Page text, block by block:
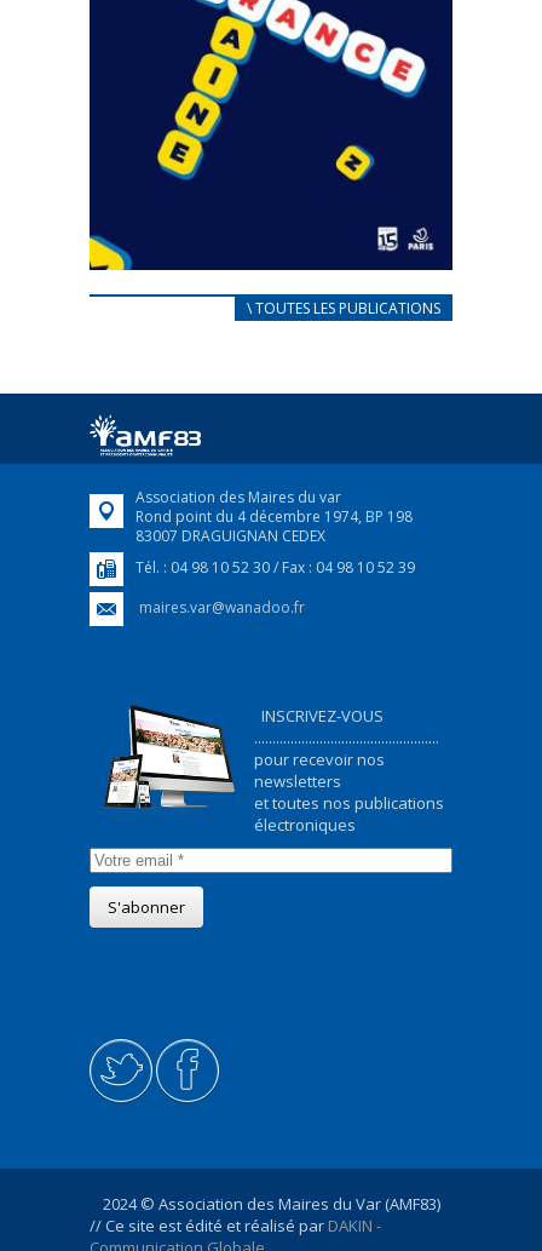
CARNET D’ACCUEIL
Afin d’accompagner au mieux les réfugiés
FEUILLETER
\ TOUTES LES PUBLICATIONS
Association des Maires du var
Rond point du 4 décembre 1974, BP 198
83007 DRAGUIGNAN CEDEX
Tél. : 04 98 10 52 30 / Fax : 04 98 10 52 39
maires.var@wanadoo.fr
INSCRIVEZ-VOUS
...................................................
pour recevoir nos
newsletters
et toutes nos publications
électroniques
2024 © Association des Maires du Var (AMF83)
// Ce site est édité et réalisé par DAKIN -